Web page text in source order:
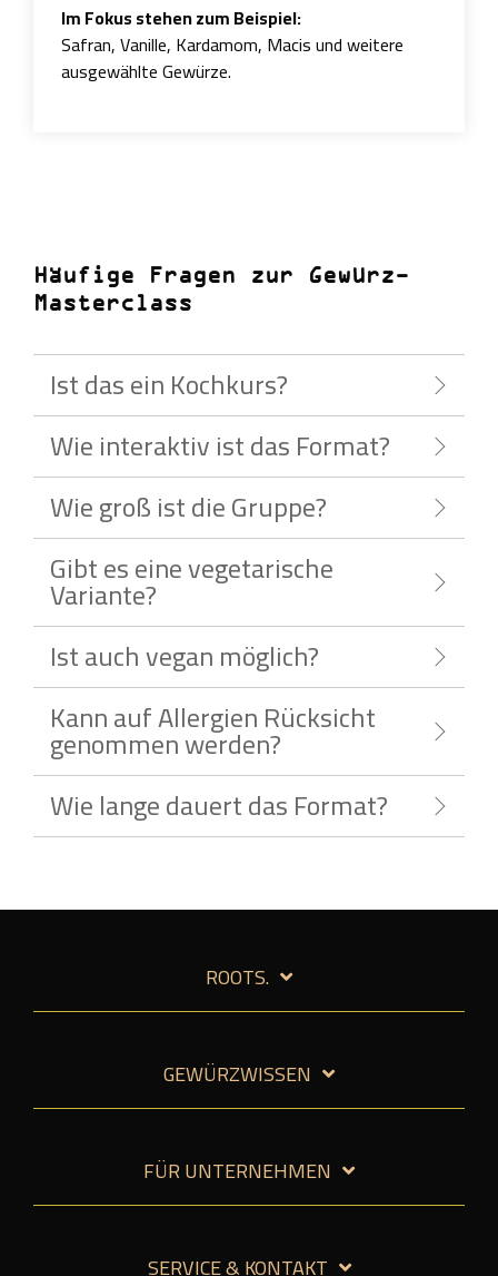
Im Fokus stehen zum Beispiel:
Safran, Vanille, Kardamom, Macis und weitere
ausgewählte Gewürze.
Häufige Fragen zur Gewürz-
Masterclass
Ist das ein Kochkurs?
Wie interaktiv ist das Format?
Wie groß ist die Gruppe?
Gibt es eine vegetarische
Variante?
Ist auch vegan möglich?
Kann auf Allergien Rücksicht
genommen werden?
Wie lange dauert das Format?
ROOTS.
GEWÜRZWISSEN
FÜR UNTERNEHMEN
SERVICE & KONTAKT